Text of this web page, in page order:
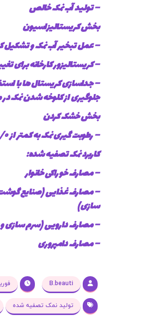
– تولید آب نمک خالص
بخش کریستالیزاسیون
– عمل تبخیر آب نمک و
– کریستالیزور کارخانه برای
– جداسازی کریستال ها با
جلوگیری از کلوخه شدن نمک
بخش خشک کردن
– رطوبت گیری نمک به کمتر از ۱/۰ درصد
کاربرد نمک تصفیه شده:
– مصارف خوراکی خانوار
– مصارف غذایی (صنایع
سازی)
– مصارف دارویی (سرم سازی
– مصارف دامپروری
B.beauti فوریه ۲,
تولید نمک تصفیه شده